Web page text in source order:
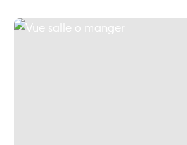
Vue salle o manger